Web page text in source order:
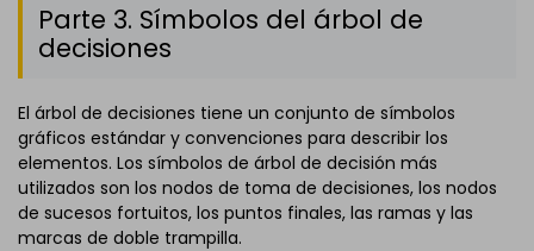
Parte 3. Símbolos del árbol de
decisiones
El árbol de decisiones tiene un conjunto de símbolos
gráficos estándar y convenciones para describir los
elementos. Los símbolos de árbol de decisión más
utilizados son los nodos de toma de decisiones, los nodos
de sucesos fortuitos, los puntos finales, las ramas y las
marcas de doble trampilla.